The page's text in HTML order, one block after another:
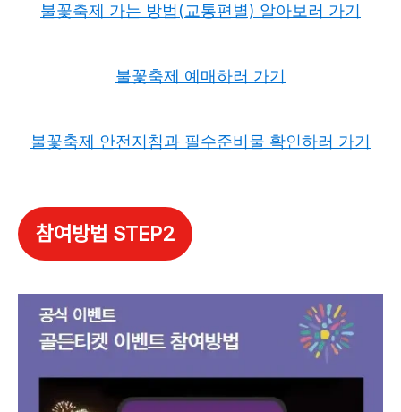
불꽃축제 가는 방법(교통편별) 알아보러 가기
불꽃축제 예매하러 가기
불꽃축제 안전지침과 필수준비물 확인하러 가기
참여방법 STEP2